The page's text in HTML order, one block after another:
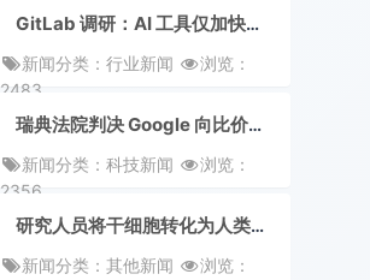
GitLab 调研：AI 工具仅加快编码，整体软件交付效率并未提升
新闻分类：行业新闻
浏览：
2483
瑞典法院判决 Google 向比价网站赔偿 15 亿美元
新闻分类：科技新闻
浏览：
2356
研究人员将干细胞转化为人类初级卵母细胞
新闻分类：其他新闻
浏览：